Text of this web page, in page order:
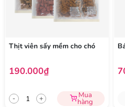
Sorbitol, Chất nhũ hoá, Protein
tinh luyện, Vitamins và khoáng
Bột gia vị thịt bò, Kali hấp thụ, Màu
Tiêu chuẩn cơ sở:Xemtại đây.
Thịt viên sấy mềm cho chó
190.000₫
- + Mua
hàng